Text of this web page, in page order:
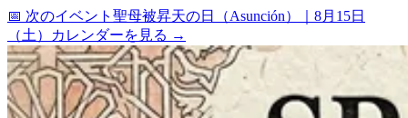
📅 次のイベント 聖母被昇天の日（Asunción）
8月15日
（土）
カレンダーを見る →